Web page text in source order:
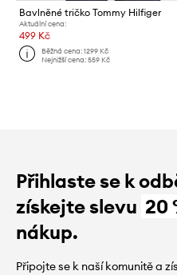
Bavlněné tričko Tommy Hilfiger
Aktuální cena:
499 Kč
Běžná cena:1299 Kč
Nejnižší cena:559 Kč
Přihlaste se k
získejte slevu 20
nákup.
Připojte se k naší komunitě a